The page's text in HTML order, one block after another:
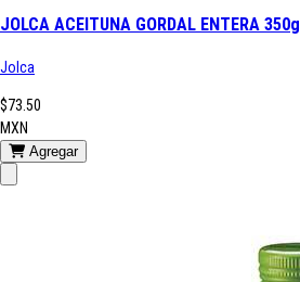
JOLCA ACEITUNA GORDAL ENTERA 350g
Jolca
$73.50
MXN
Agregar